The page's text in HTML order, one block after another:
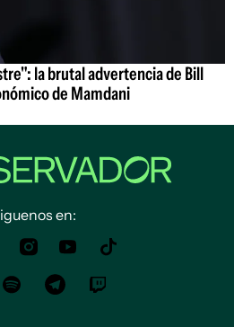
la brutal advertencia de Bill
de Mamdani
en: